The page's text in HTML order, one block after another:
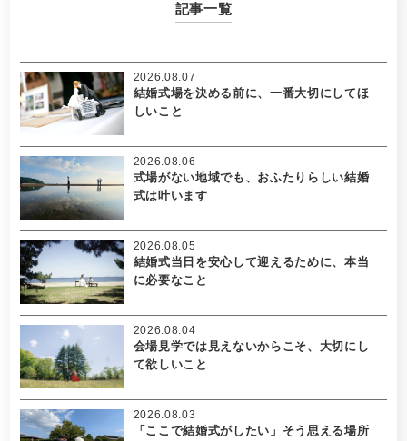
記事一覧
結婚式場を決める前に、一番大切にしてほ
しいこと
2026.08.07
式場がない地域でも、おふたりらしい結婚
式は叶います
2026.08.06
結婚式当日を安心して迎えるために、本当
に必要なこと
2026.08.05
会場見学では見えないからこそ、大切にし
て欲しいこと
2026.08.04
「ここで結婚式がしたい」そう思える場所
2026.08.03